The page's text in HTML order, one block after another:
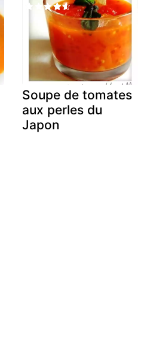
Soupe de tomates
aux perles du
Japon